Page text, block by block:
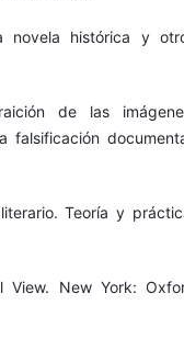
novela histórica y
de las
falsificación
Teoría y
View. New York: